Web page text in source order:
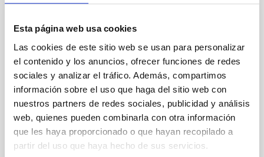
Esta página web usa cookies
Las cookies de este sitio web se usan para personalizar
el contenido y los anuncios, ofrecer funciones de redes
sociales y analizar el tráfico. Además, compartimos
información sobre el uso que haga del sitio web con
nuestros partners de redes sociales, publicidad y análisis
web, quienes pueden combinarla con otra información
que les haya proporcionado o que hayan recopilado a
partir del uso que haya hecho de sus servicios.
MANTENIMIENTO GENERAL
OBSERVATORIOS (ORM-LA PALMA) - FIJO
LABORAL -PS-2026-031
Se convoca proceso selectivo para el ingreso, como
personal laboral fijo, de un puesto de trabajo con la
categoría profesional de Técnico/a Mantenimiento
General, acogido a Convenio y que tendrá